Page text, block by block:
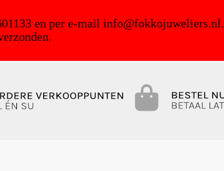
en per e-mail info@fokkojuweliers.nl.